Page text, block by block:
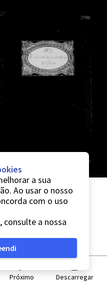
Próximo Descarregar
a sua
Ao usar o nosso
com o uso
consulte a nossa